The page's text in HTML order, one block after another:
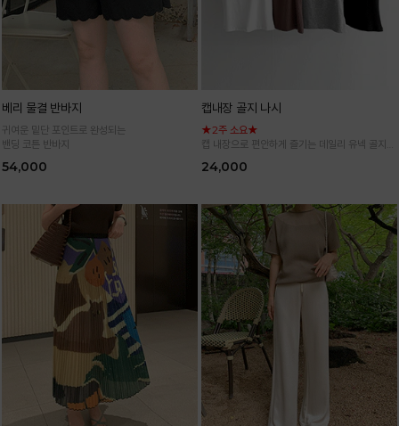
베리 물결 반바지
귀여운 밑단 포인트로 완성되는
밴딩 코튼 반바지
54,000
캡내장 골지 나시
★2주 소요★
캡 내장으로 편안하게 즐기는 데일리 유넥 골지
24,000